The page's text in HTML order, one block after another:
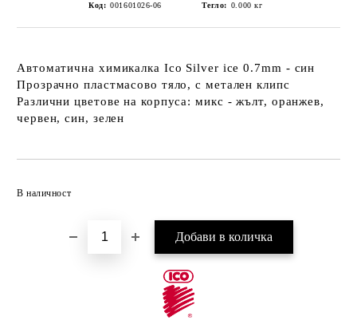
Код: 001601026-06 Тегло: 0.000 кг
Автоматична химикалка Ico Silver ice 0.7mm - син
Прозрачно пластмасово тяло, с метален клипс
Различни цветове на корпуса: микс - жълт, оранжев,
червен, син, зелен
В наличност